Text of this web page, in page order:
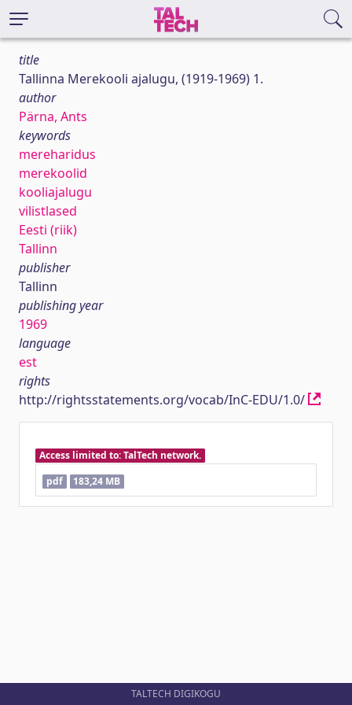
title
Tallinna Merekooli ajalugu, (1919-1969) 1.
author
Pärna, Ants
keywords
mereharidus
merekoolid
kooliajalugu
vilistlased
Eesti (riik)
Tallinn
publisher
Tallinn
publishing year
1969
language
est
rights
http://rightsstatements.org/vocab/InC-EDU/1.0/
Access limited to: TalTech network.
pdf
183,24 MB
TALTECH DIGIKOGU